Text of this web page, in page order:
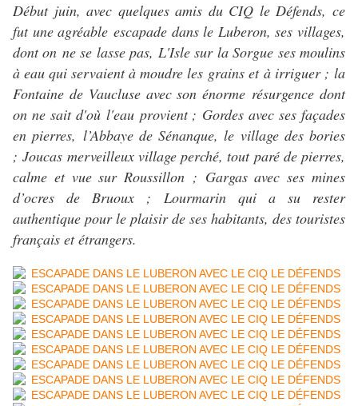
Début juin, avec quelques amis du CIQ le Défends, ce
fut une agréable escapade dans le Luberon, ses villages,
dont on ne se lasse pas, L'Isle sur la Sorgue ses moulins
à eau qui servaient à moudre les grains et à irriguer ; la
Fontaine de Vaucluse avec son énorme résurgence dont
on ne sait d'où l'eau provient ; Gordes avec ses façades
en pierres, l’Abbaye de Sénanque, le village des bories
; Joucas merveilleux village perché, tout paré de pierres,
calme et vue sur Roussillon ; Gargas avec ses mines
d’ocres de Bruoux ; Lourmarin qui a su rester
authentique pour le plaisir de ses habitants, des touristes
français et étrangers.